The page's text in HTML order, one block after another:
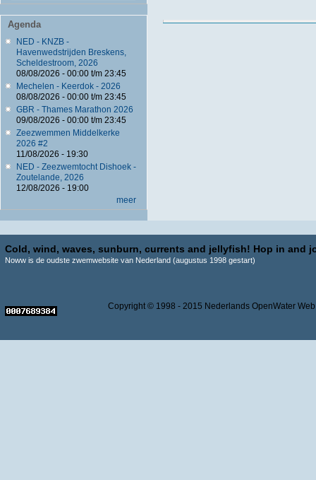
Agenda
NED - KNZB -
Havenwedstrijden Breskens,
Scheldestroom, 2026
08/08/2026 - 00:00t/m 23:45
Mechelen - Keerdok - 2026
08/08/2026 - 00:00t/m 23:45
GBR - Thames Marathon 2026
09/08/2026 - 00:00t/m 23:45
Zeezwemmen Middelkerke
2026 #2
11/08/2026 - 19:30
NED - Zeezwemtocht Dishoek -
Zoutelande, 2026
12/08/2026 - 19:00
meer
Cold, wind, waves, sunburn, currents and jellyfish! Hop in and
Noww is de oudste zwemwebsite van Nederland (augustus 1998 gestart)
Copyright © 1998 - 2015 Nederlands OpenWater